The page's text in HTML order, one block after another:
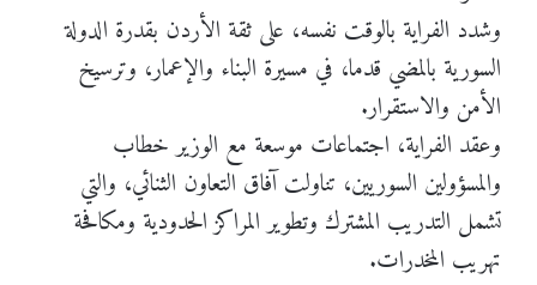
وشدد الفراية بالوقت نفسه، على ثقة الأردن بقدرة الدولة
السورية بالمضي قدما، في مسيرة البناء والإعمار، وترسيخ
الأمن والاستقرار.
وعقد الفراية، اجتماعات موسعة مع الوزير خطاب
والمسؤولين السوريين، تناولت آفاق التعاون الثنائي، والتي
تشمل التدريب المشترك وتطوير المراكز الحدودية ومكافحة
تهريب المخدرات.